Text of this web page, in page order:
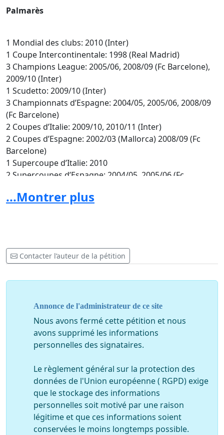
Palmarès
1 Mondial des clubs: 2010 (Inter)
1 Coupe Intercontinentale: 1998 (Real Madrid)
3 Champions League: 2005/06, 2008/09 (Fc Barcelone),
2009/10 (Inter)
1 Scudetto: 2009/10 (Inter)
3 Championnats d’Espagne: 2004/05, 2005/06, 2008/09
(Fc Barcelone)
2 Coupes d’Italie: 2009/10, 2010/11 (Inter)
2 Coupes d’Espagne: 2002/03 (Mallorca) 2008/09 (Fc
Barcelone)
1 Supercoupe d’Italie: 2010
2 Supercoupes d’Espagne: 2004/05, 2005/06 (Fc
2 CAN: 2000, 2002 (Cameroun)
Fils, les amis du Cameroun à dire non à cette décision
du goléador camerounais. Le cameroun a encore
nationale de football du Cameroun de la sorte, c'est
l'histoire retiendra qu'il a été le seul à quitter cette
formation qui a fait rêver le Cameroun de la triste
manière
Fait à Mvomeka'a le 10/09/2013
Patrice Faboulos, Citoyen camerounais, amoureux du
ballon rond
...Montrer plus
Contacter l’auteur de la pétition
Annonce de l'administrateur de ce site
Nous avons fermé cette pétition et nous
avons supprimé les informations
personnelles des signataires.
Le règlement général sur la protection des
données de l'Union européenne ( RGPD) exige
que le stockage des informations
personnelles soit motivé par une raison
légitime et que ces informations soient
conservées le moins longtemps possible.